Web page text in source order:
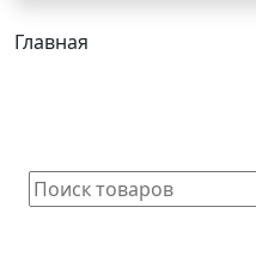
Главная